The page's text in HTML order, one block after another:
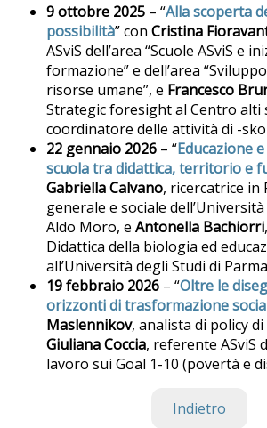
9 ottobre 2025 – “Alla scoperta
possibilità” con Cristina
ASviS dell’area “Scuole ASviS e
formazione” e dell’area
risorse umane”, e Francesco
Strategic foresight al Centro alti
coordinatore delle attività di -
22 gennaio 2026 – “Educazione
scuola tra didattica, territorio e
Gabriella Calvano, ricercatrice in
generale e sociale
Aldo Moro, e Antonella Bachiorri
Didattica della biologia ed
all’Università degli Studi di
19 febbraio 2026 – “Oltre le
orizzonti di trasformazione
Maslennikov, analista di policy
Giuliana Coccia, referente ASviS
lavoro sui Goal 1-10 (povertà e
Indietro